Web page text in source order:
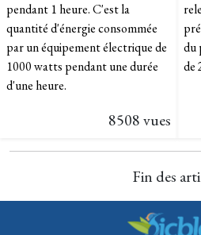
pendant 1 heure. C'est la
quantité d'énergie consommée
par un équipement électrique de
1000 watts pendant une durée
d'une heure.
8508 vues
du
de
Fin des